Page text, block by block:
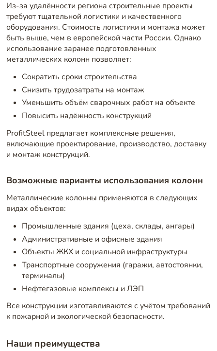
Из-за удалённости региона строительные проекты
требуют тщательной логистики и качественного
оборудования. Стоимость логистики и монтажа может
быть выше, чем в европейской части России. Однако
использование заранее подготовленных
металлических колонн позволяет:
Сократить сроки строительства
Снизить трудозатраты на монтаж
Уменьшить объём сварочных работ на объекте
Повысить надёжность конструкций
ProfitSteel предлагает комплексные решения,
включающие проектирование, производство, доставку
и монтаж конструкций.
Возможные варианты использования колонн
Металлические колонны применяются в следующих
видах объектов:
Промышленные здания (цеха, склады, ангары)
Административные и офисные здания
Объекты ЖКХ и социальной инфраструктуры
Транспортные сооружения (гаражи, автостоянки,
терминалы)
Нефтегазовые комплексы и ЛЭП
Все конструкции изготавливаются с учётом требований
к пожарной и экологической безопасности.
Наши преимущества